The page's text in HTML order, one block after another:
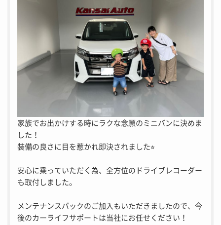
家族でお出かけする時にラクな念願のミニバンに決めま
した！
装備の良さに目を惹かれ即決されました⭐︎
安心に乗っていただく為、全方位のドライブレコーダー
も取付しました。
メンテナンスパックのご加入もいただきましたので、今
後のカーライフサポートは当社にお任せください！